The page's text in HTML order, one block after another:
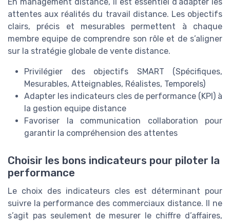
attentes aux réalités du travail distance. Les objectifs
clairs, précis et mesurables permettent à chaque
membre equipe de comprendre son rôle et de s’aligner
sur la stratégie globale de vente distance.
Privilégier des objectifs SMART (Spécifiques,
Mesurables, Atteignables, Réalistes, Temporels)
Adapter les indicateurs cles de performance (KPI) à
la gestion equipe distance
Favoriser la communication collaboration pour
garantir la compréhension des attentes
Choisir les bons indicateurs pour piloter la
performance
Le choix des indicateurs cles est déterminant pour
suivre la performance des commerciaux distance. Il ne
s’agit pas seulement de mesurer le chiffre d’affaires,